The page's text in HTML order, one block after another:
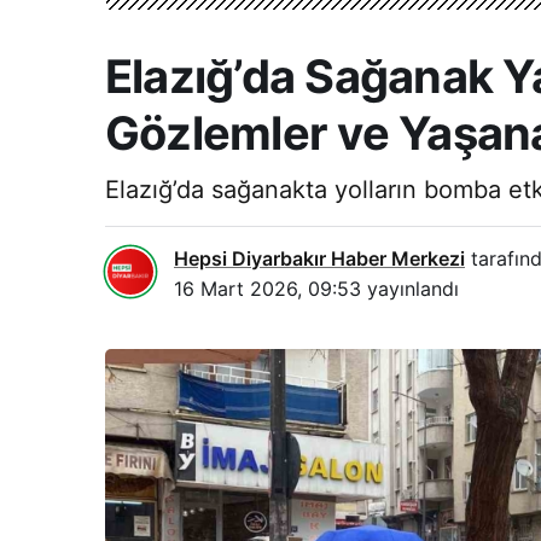
Elazığ’da Sağanak
Gözlemler ve
Elazığ’da sağanakta yolların bomba
Hepsi Diyarbakır Haber Merkezi
16 Mart 2026, 09:53 yayınlandı